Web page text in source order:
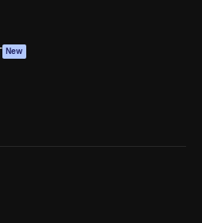
New